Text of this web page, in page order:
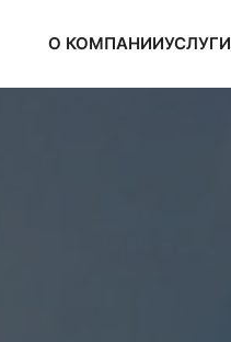
О КОМПАНИИУСЛУГИ